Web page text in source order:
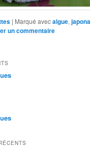
| Marqué avecalgue,
un commentaire